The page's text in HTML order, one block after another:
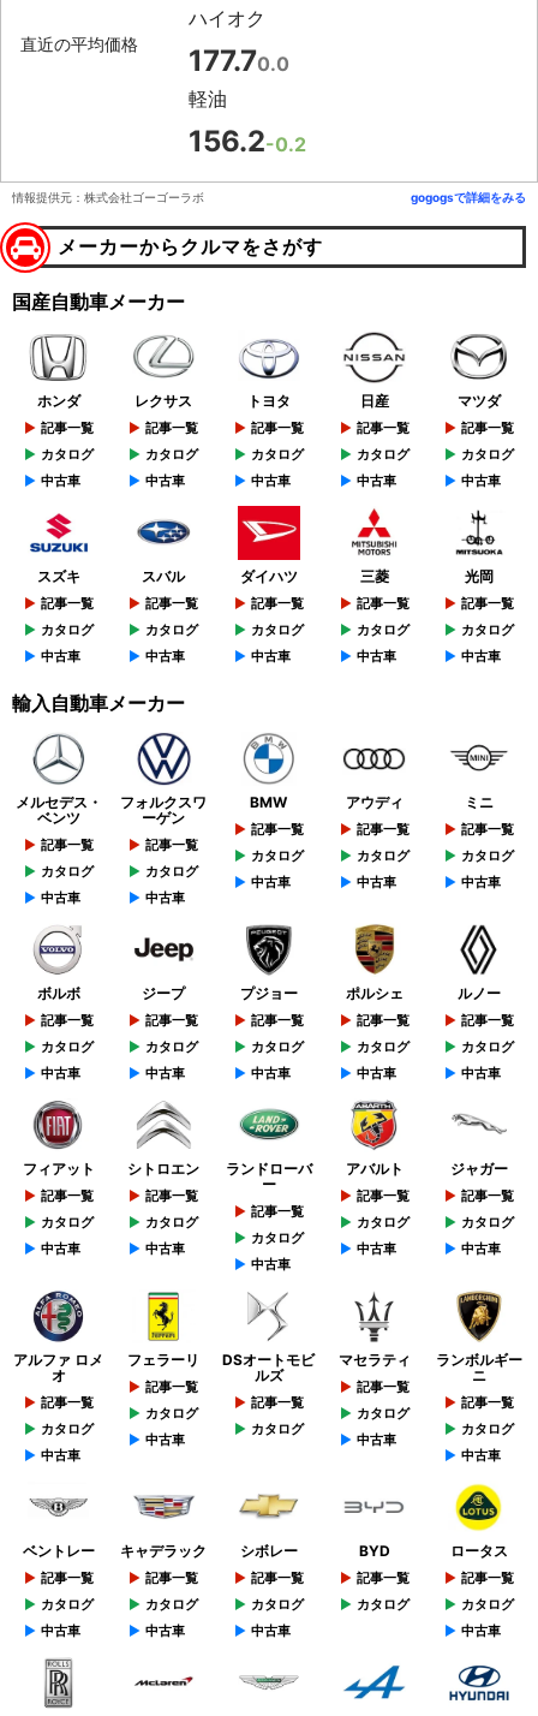
直近の平均価格
ハイオク
177.70.0
軽油
156.2-0.2
情報提供元：株式会社ゴーゴーラボ gogogsで詳細をみる
メーカーからクルマをさがす
国産自動車メーカー
ホンダ
記事一覧
カタログ
中古車
レクサス
記事一覧
カタログ
中古車
トヨタ
記事一覧
カタログ
中古車
日産
記事一覧
カタログ
中古車
マツダ
記事一覧
カタログ
中古車
スズキ
記事一覧
カタログ
中古車
スバル
記事一覧
カタログ
中古車
ダイハツ
記事一覧
カタログ
中古車
三菱
記事一覧
カタログ
中古車
光岡
記事一覧
カタログ
中古車
輸入自動車メーカー
メルセデス・
ベンツ
記事一覧
カタログ
中古車
フォルクスワ
ーゲン
記事一覧
カタログ
中古車
BMW
記事一覧
カタログ
中古車
アウディ
記事一覧
カタログ
中古車
ミニ
記事一覧
カタログ
中古車
ボルボ
記事一覧
カタログ
中古車
ジープ
記事一覧
カタログ
中古車
プジョー
記事一覧
カタログ
中古車
ポルシェ
記事一覧
カタログ
中古車
ルノー
記事一覧
カタログ
中古車
フィアット
記事一覧
カタログ
中古車
シトロエン
記事一覧
カタログ
中古車
ランドローバ
ー
記事一覧
カタログ
中古車
アバルト
記事一覧
カタログ
中古車
ジャガー
記事一覧
カタログ
中古車
アルファ ロメ
オ
記事一覧
カタログ
中古車
フェラーリ
記事一覧
カタログ
中古車
DSオートモビ
ルズ
記事一覧
カタログ
マセラティ
記事一覧
カタログ
中古車
ランボルギー
ニ
記事一覧
カタログ
中古車
ベントレー
記事一覧
カタログ
中古車
キャデラック
記事一覧
カタログ
中古車
シボレー
記事一覧
カタログ
中古車
BYD
記事一覧
カタログ
ロータス
記事一覧
カタログ
中古車